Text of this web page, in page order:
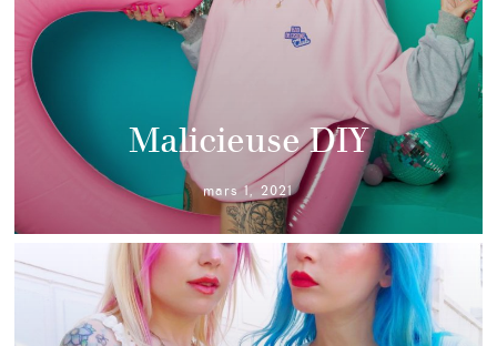
Malicieuse DIY
mars 1, 2021